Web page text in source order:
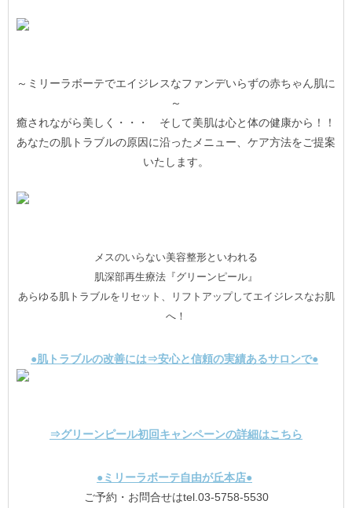
～ミリーラボーテでエイジレスなファンデいらずの赤ちゃん肌に
～
癒されながら美しく・・・ そして美肌は心と体の健康から！！
あなたの肌トラブルの原因に沿ったメニュー、ケア方法をご提案
いたします。
メスのいらない美容整形といわれる
肌深部再生療法『グリーンピール』
あらゆる肌トラブルをリセット、リフトアップしてエイジレスなお肌
へ！
●肌トラブルの改善には⇒安心と信頼の実績あるサロンで●
⇒グリーンピール初回キャンペーンの詳細はこちら
●ミリーラボーテ自由が丘本店●
ご予約・お問合せはtel.03-5758-5530